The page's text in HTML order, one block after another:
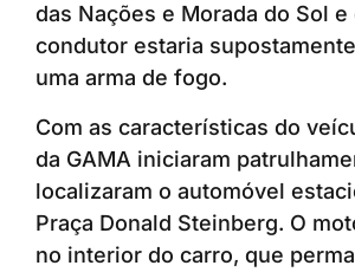
das Nações e Morada do Sol e
condutor estaria
uma arma de fogo.
Com as características do
da GAMA iniciaram
localizaram o automóvel
Praça Donald Steinberg. O
no interior do carro, que